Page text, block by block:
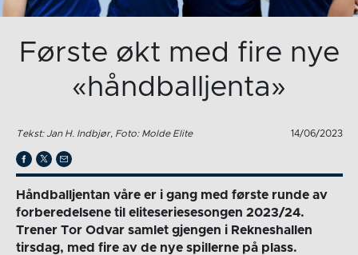
Første økt med fire nye
«håndballjenta»
Tekst: Jan H. Indbjør, Foto: Molde Elite 14/06/2023
Håndballjentan våre er i gang med første runde av
forberedelsene til eliteseriesesongen 2023/24.
Trener Tor Odvar samlet gjengen i Rekneshallen
tirsdag, med fire av de nye spillerne på plass.